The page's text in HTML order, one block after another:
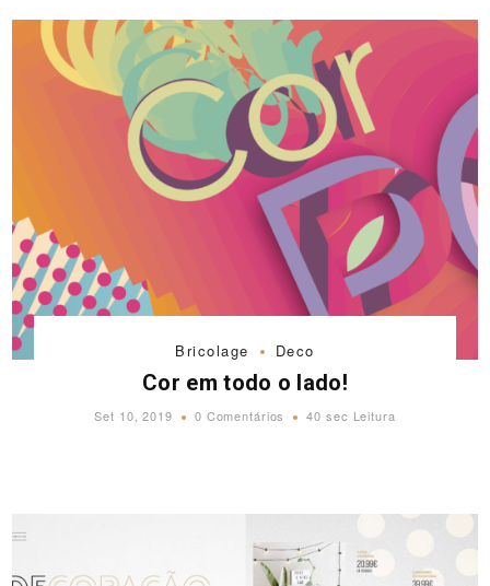
Bricolage Deco
Cor em todo o lado!
Set 10, 2019 0 Comentários 40 sec Leitura